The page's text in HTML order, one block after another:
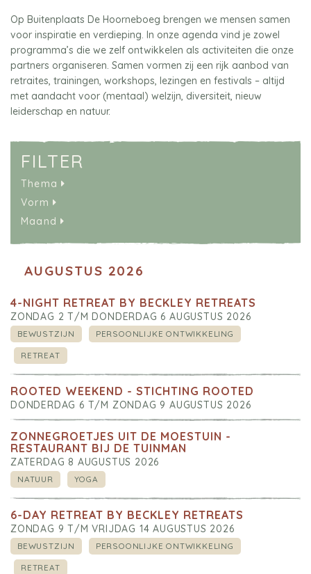
Op Buitenplaats De Hoorneboeg brengen we mensen samen
voor inspiratie en verdieping. In onze agenda vind je zowel
programma’s die we zelf ontwikkelen als activiteiten die onze
partners organiseren. Samen vormen zij een rijk aanbod van
retraites, trainingen, workshops, lezingen en festivals – altijd
met aandacht voor (mentaal) welzijn, diversiteit, nieuw
leiderschap en natuur.
FILTER
Thema
Vorm
Maand
AUGUSTUS 2026
4-NIGHT RETREAT BY BECKLEY RETREATS
ZONDAG 2 T/M DONDERDAG 6 AUGUSTUS 2026
BEWUSTZIJN PERSOONLIJKE ONTWIKKELING
RETREAT
ROOTED WEEKEND - STICHTING ROOTED
DONDERDAG 6 T/M ZONDAG 9 AUGUSTUS 2026
ZONNEGROETJES UIT DE MOESTUIN -
RESTAURANT BIJ DE TUINMAN
ZATERDAG 8 AUGUSTUS 2026
NATUUR YOGA
6-DAY RETREAT BY BECKLEY RETREATS
ZONDAG 9 T/M VRIJDAG 14 AUGUSTUS 2026
BEWUSTZIJN PERSOONLIJKE ONTWIKKELING
RETREAT